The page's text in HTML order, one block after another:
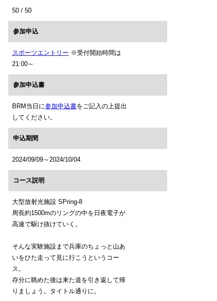
50 / 50
参加申込
スポーツエントリー ※受付開始時間は
21:00～
参加申込書
BRM当日に参加申込書をご記入の上提出
してください。
申込期間
2024/09/09～2024/10/04
コース説明
大型放射光施設 SPring-8
周長約1500mのリングの中を日夜電子が
高速で駆け抜けていく。
そんな実験施設まで兵庫のちょっと山あ
いをひた走って見に行こうというコー
ス。
存分に眺めた後は来た道を引き返して帰
りましょう。タイトル通りに。